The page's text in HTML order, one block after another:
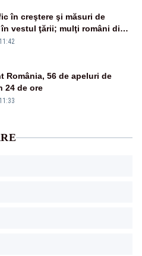
în creştere şi măsuri de
vestul ţării; mulţi români din
în concedii
România, 56 de apeluri de
24 de ore